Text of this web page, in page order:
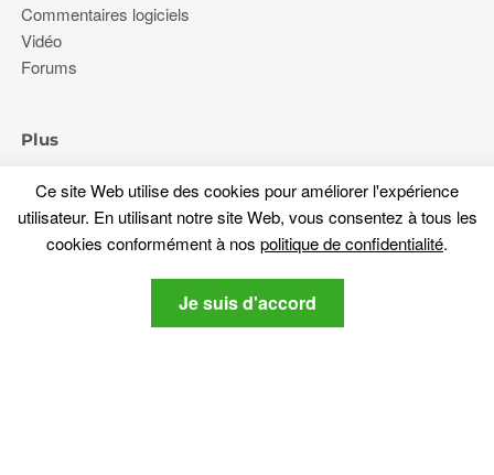
Ce site Web utilise des cookies pour améliorer l'expérience
utilisateur. En utilisant notre site Web, vous consentez à tous les
cookies conformément à nos politique de confidentialité.
Je suis d'accord
Commentaires logiciels
Vidéo
Forums
Plus
politique de confidentialité
Contactez nous
Restez à l'écoute
Abonnez-vous à notre newsletter sur les dernières nouvelles